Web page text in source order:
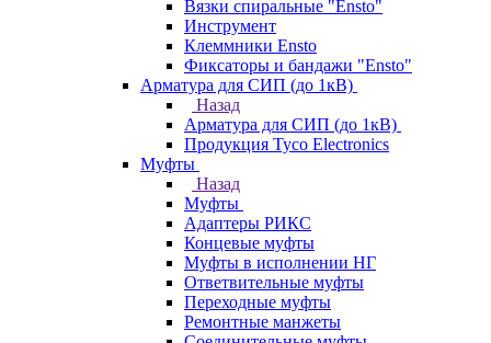
Вязки спиральные "Ensto"
Инструмент
Клеммники Ensto
Фиксаторы и бандажи "Ensto"
Арматура для СИП (до 1кВ)
Назад
Арматура для СИП (до 1кВ)
Продукция Tyco Electronics
Муфты
Назад
Муфты
Адаптеры РИКС
Концевые муфты
Муфты в исполнении НГ
Ответвительные муфты
Переходные муфты
Ремонтные манжеты